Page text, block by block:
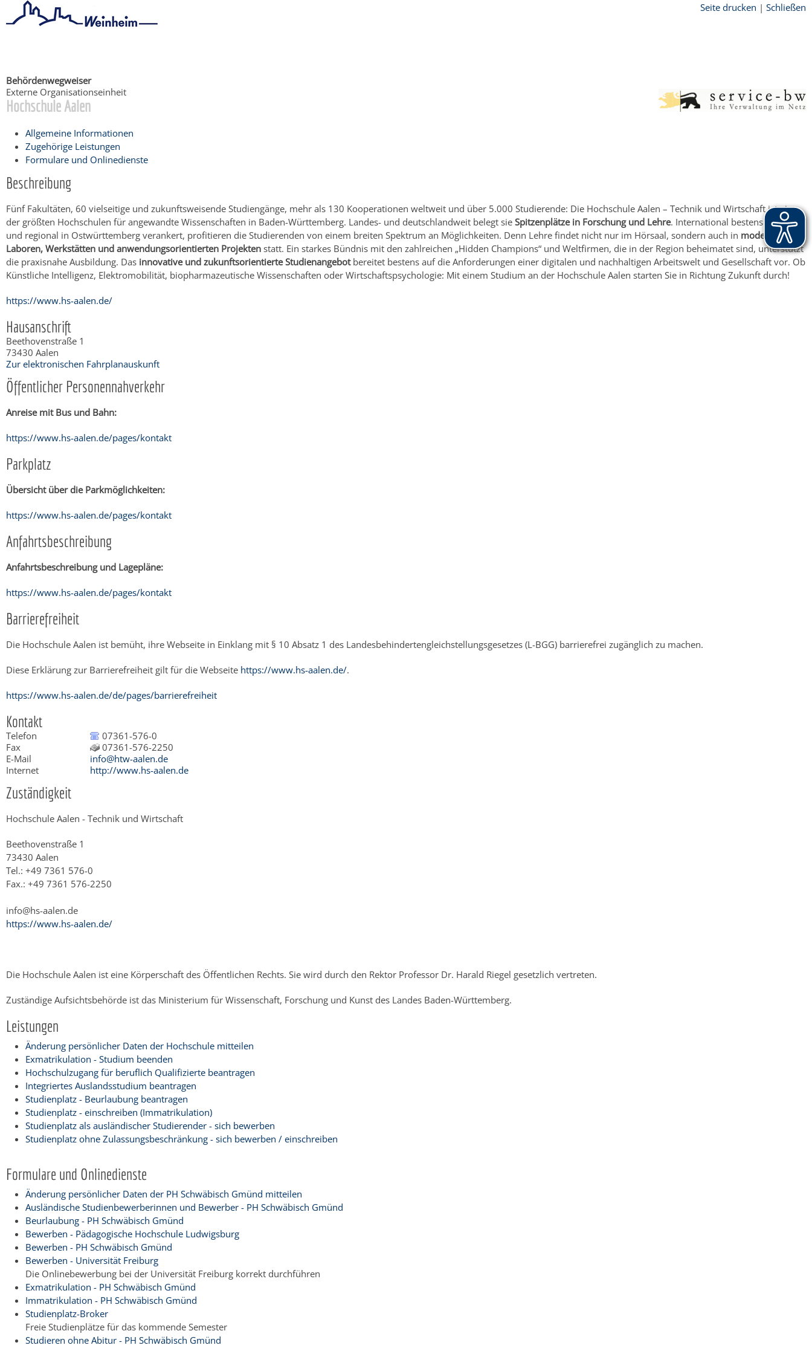
Seite drucken | Schließen
Behördenwegweiser
Externe Organisationseinheit
Hochschule Aalen
Allgemeine Informationen
Zugehörige Leistungen
Formulare und Onlinedienste
Beschreibung
Fünf Fakultäten, 60 vielseitige und zukunftsweisende Studiengänge, mehr als 130 Kooperationen weltweit und über 5.000 Studierende: Die Hochschule Aalen – Technik und Wirtschaft ist eine
der größten Hochschulen für angewandte Wissenschaften in Baden-Württemberg. Landes- und deutschlandweit belegt sie Spitzenplätze in Forschung und Lehre. International bestens vernetzt
und regional in Ostwürttemberg verankert, profitieren die Studierenden von einem breiten Spektrum an Möglichkeiten. Denn Lehre findet nicht nur im Hörsaal, sondern auch in modernen
Laboren, Werkstätten und anwendungsorientierten Projekten statt. Ein starkes Bündnis mit den zahlreichen „Hidden Champions“ und Weltfirmen, die in der Region beheimatet sind, unterstützt
die praxisnahe Ausbildung. Das innovative und zukunftsorientierte Studienangebotbereitet bestens auf die Anforderungen einer digitalen und nachhaltigen Arbeitswelt und Gesellschaft vor. Ob
Künstliche Intelligenz, Elektromobilität, biopharmazeutische Wissenschaften oder Wirtschaftspsychologie: Mit einem Studium an der Hochschule Aalen starten Sie in Richtung Zukunft durch!
https://www.hs-aalen.de/
Hausanschrift
Beethovenstraße 1
73430 Aalen
Zur elektronischen Fahrplanauskunft
Öffentlicher Personennahverkehr
Anreise mit Bus und Bahn:
https://www.hs-aalen.de/pages/kontakt
Parkplatz
Übersicht über die Parkmöglichkeiten:
https://www.hs-aalen.de/pages/kontakt
Anfahrtsbeschreibung
Anfahrtsbeschreibung und Lagepläne:
https://www.hs-aalen.de/pages/kontakt
Barrierefreiheit
Die Hochschule Aalen ist bemüht, ihre Webseite in Einklang mit § 10 Absatz 1 des Landesbehindertengleichstellungsgesetzes (L-BGG) barrierefrei zugänglich zu machen.
Diese Erklärung zur Barrierefreiheit gilt für die Webseite https://www.hs-aalen.de/.
https://www.hs-aalen.de/de/pages/barrierefreiheit
Kontakt
Telefon
07361-576-0
Fax
07361-576-2250
E-Mail
info@htw-aalen.de
Internet
http://www.hs-aalen.de
Zuständigkeit
Hochschule Aalen - Technik und Wirtschaft
Beethovenstraße 1
73430 Aalen
Tel.: +49 7361 576-0
Fax.: +49 7361 576-2250
info@hs-aalen.de
https://www.hs-aalen.de/
Die Hochschule Aalen ist eine Körperschaft des Öffentlichen Rechts. Sie wird durch den Rektor Professor Dr. Harald Riegel gesetzlich vertreten.
Zuständige Aufsichtsbehörde ist das Ministerium für Wissenschaft, Forschung und Kunst des Landes Baden-Württemberg.
Leistungen
Änderung persönlicher Daten der Hochschule mitteilen
Exmatrikulation - Studium beenden
Hochschulzugang für beruflich Qualifizierte beantragen
Integriertes Auslandsstudium beantragen
Studienplatz - Beurlaubung beantragen
Studienplatz - einschreiben (Immatrikulation)
Studienplatz als ausländischer Studierender - sich bewerben
Studienplatz ohne Zulassungsbeschränkung - sich bewerben / einschreiben
Formulare und Onlinedienste
Änderung persönlicher Daten der PH Schwäbisch Gmünd mitteilen
Ausländische Studienbewerberinnen und Bewerber - PH Schwäbisch Gmünd
Beurlaubung - PH Schwäbisch Gmünd
Bewerben - Pädagogische Hochschule Ludwigsburg
Bewerben - PH Schwäbisch Gmünd
Bewerben - Universität Freiburg
Die Onlinebewerbung bei der Universität Freiburg korrekt durchführen
Exmatrikulation - PH Schwäbisch Gmünd
Immatrikulation - PH Schwäbisch Gmünd
Studienplatz-Broker
Freie Studienplätze für das kommende Semester
Studieren ohne Abitur - PH Schwäbisch Gmünd